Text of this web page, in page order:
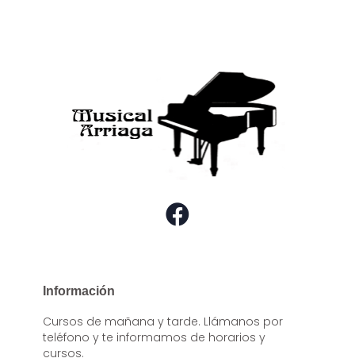
Información
Cursos de mañana y tarde. Llámanos por
teléfono y te informamos de horarios y
cursos.